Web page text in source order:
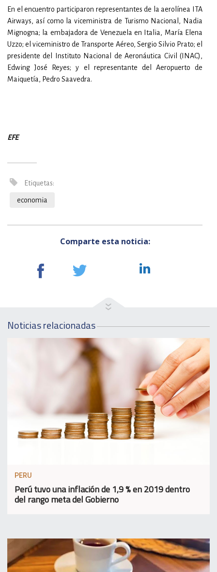
En el encuentro participaron representantes de la aerolínea ITA
Airways, así como la viceministra de Turismo Nacional, Nadia
Mignogna; la embajadora de Venezuela en Italia, María Elena
Uzzo; el viceministro de Transporte Aéreo, Sergio Silvio Prato; el
presidente del Instituto Nacional de Aeronáutica Civil (INAC),
Edwing José Reyes; y el representante del Aeropuerto de
Maiquetía, Pedro Saavedra.
EFE
Etiquetas:
economia
Comparte esta noticia:
Noticias relacionadas
PERU
Perú tuvo una inflación de 1,9 % en 2019 dentro
del rango meta del Gobierno